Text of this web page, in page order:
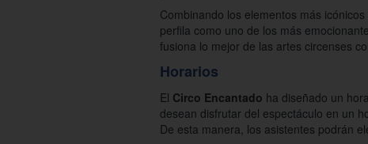
Combinando los elementos más
perfila como uno de los más
fusiona lo mejor de las artes circenses
Horarios
El Circo Encantado ha diseñado un
desean disfrutar del espectáculo en un
De esta manera, los asistentes podrán